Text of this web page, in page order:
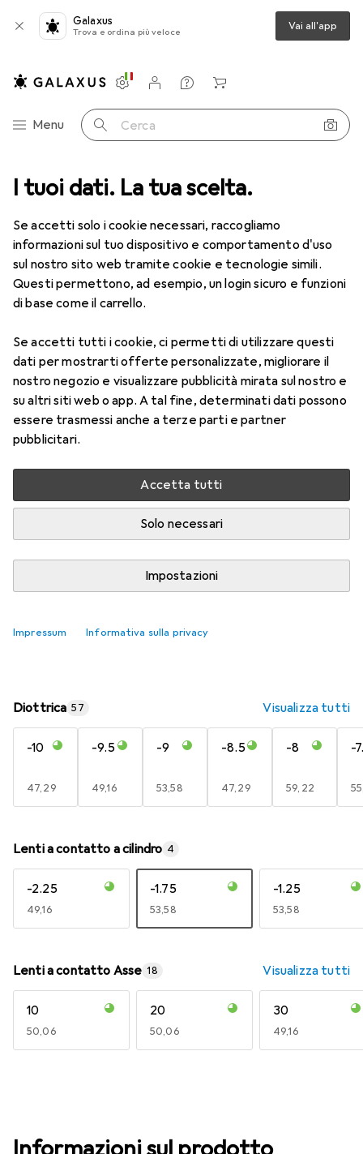
I tuoi dati. La tua scelta.
Se accetti solo i cookie necessari, raccogliamo
informazioni sul tuo dispositivo e comportamento d'uso
sul nostro sito web tramite cookie e tecnologie simili.
Questi permettono, ad esempio, un login sicuro e funzioni
di base come il carrello.
Se accetti tutti i cookie, ci permetti di utilizzare questi
dati per mostrarti offerte personalizzate, migliorare il
nostro negozio e visualizzare pubblicità mirata sul nostro e
su altri siti web o app. A tal fine, determinati dati possono
essere trasmessi anche a terze parti e partner
pubblicitari.
Accetta tutti
Solo necessari
Impostazioni
Impressum Informativa sulla privacy
Galaxus
Trova e ordina più veloce Vai all'app
Categoria Navigazione
Menu Cerca
Impostazioni
Conto cliente
Liste di confronto
Liste dei desideri
Carrello
Lenti a contatto Air Optix più HydraGlyde per l'astigmatismo
1 Immagine
Air Optix più HydraGlyde per
-2.75, Obiettivo mensile, 6 pz., Torico
Prezzo in EUR IVA incl.
EUR
53,58 EUR
8,93/1pz.
Consegna tra lun, 17/8 e mer, 19/8
Più di 10 pezzi in stock presso il fornitore
Aggiungi al carrello
Diottrica 57 Visualizza tutti
-10
EUR
47,29
-9.5
EUR
49,16
-9
EUR
53,58
-8.5
EUR
47,29
-8
EUR
59,22
-
Lenti a contatto a cilindro 4
-2.25
EUR
49,16
-1.75
EUR
53,58
-1.25
EUR
53,58
Lenti a contatto Asse 18 Visualizza tutti
10
EUR
50,06
20
EUR
50,06
30
EUR
49,16